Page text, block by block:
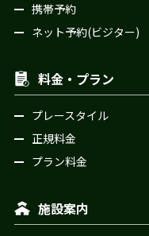
携帯予約
ネット予約(ビジター)
料金・プラン
プレースタイル
正規料金
プラン料金
施設案内